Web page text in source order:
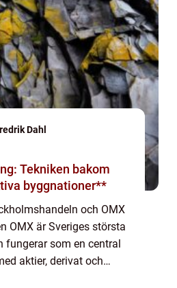
Dahl
Tekniken bakom
byggnationer**
och OMX
OMX är Sveriges största
fungerar som en central
aktier, derivat och